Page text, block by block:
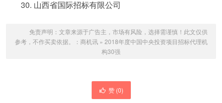
30. 山西省国际招标有限公司
免责声明：文章来源于广告主，市场有风险，选择需谨慎！此文仅供
参考，不作买卖依据。： 商机讯» 2018年度中国中央投资项目招标代理机
构30强
赞 (0)